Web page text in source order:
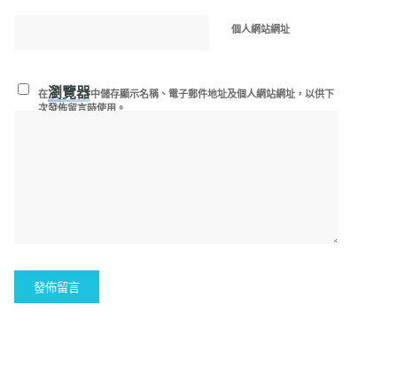
個人網站網址
在瀏覽器中儲存顯示名稱、電子郵件地址及個人網站網址，以供下
次發佈留言時使用。